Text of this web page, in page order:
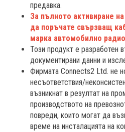
предавка.
За пълното активиране
да поръчате свързващ
марка автомобилно
Този продукт е разработен
документирани данни и
Фирмата Connects2 Ltd. не
несъответствия/
възникнат в резултат на
производството на
повреди, които могат да
време на инсталацията на